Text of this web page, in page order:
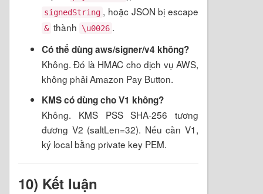
signedString , hoặc JSON bị escape
& thành \u0026 .
Có thể dùng aws/signer/v4 không?
Không. Đó là HMAC cho dịch vụ AWS,
không phải Amazon Pay Button.
KMS có dùng cho V1 không?
Không. KMS PSS SHA-256 tương
đương V2 (saltLen=32). Nếu cần V1,
ký local bằng private key PEM.
10) Kết luận